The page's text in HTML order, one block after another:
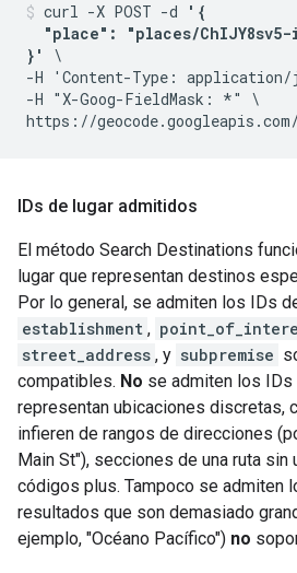
curl -X POST -d
'{
"place": "places/ChIJY8sv5-
}'
\
-H 'Content-Type:
-H "X-Goog-FieldMask: *" \
IDs de lugar admitidos
El método Search Destinations
lugar que representan destinos
Por lo general, se admiten los IDs
establishment ,
street_address , y subpremise
compatibles. No se admiten los IDs
representan ubicaciones discretas,
infieren de rangos de direcciones
Main St"), secciones de una ruta
códigos plus. Tampoco se admiten
resultados que son demasiado
ejemplo, "Océano Pacífico") no